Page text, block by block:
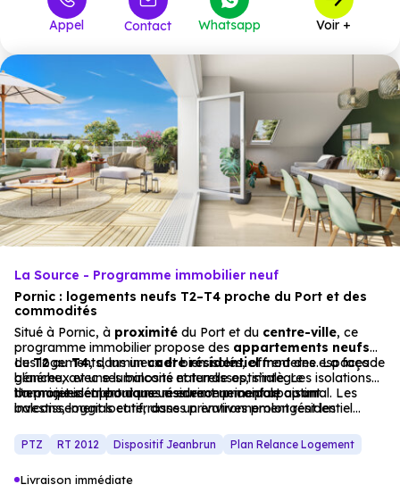
Appel Contact Whatsapp Voir +
La Source - Programme immobilier neuf
Pornic : logements neufs T2–T4 proche du Port et des
commodités
Situé à Pornic, à proximité du Port et du centre-ville, ce
programme immobilier propose des appartements neufs
duT2auT4, dans uncadre résidentielmoderne. La façade
blanche, avec ses balcons et terrasses, s’intègre
harmonieusement dans un environnement apaisant.
Les logements, lumineux et bien isolés, offrent des espaces
généreux et une luminosité naturelle optimale. Les isolations
thermiques et phoniques assurent un confort optimal. Les
balcons, loggias et terrasses privatives prolongent les
plein air.
Un projet idéal pour une résidence principale ou un
investissement locatif, dans un environnement résidentiel
PTZ RT 2012 Dispositif Jeanbrun Plan Relance Logement
Livraison immédiate